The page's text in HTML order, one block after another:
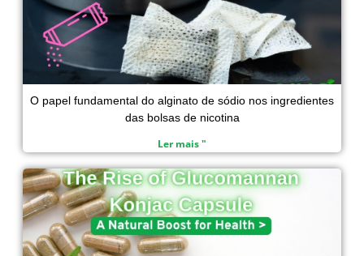
O papel fundamental do alginato de sódio nos ingredientes
das bolsas de nicotina
Ler mais "